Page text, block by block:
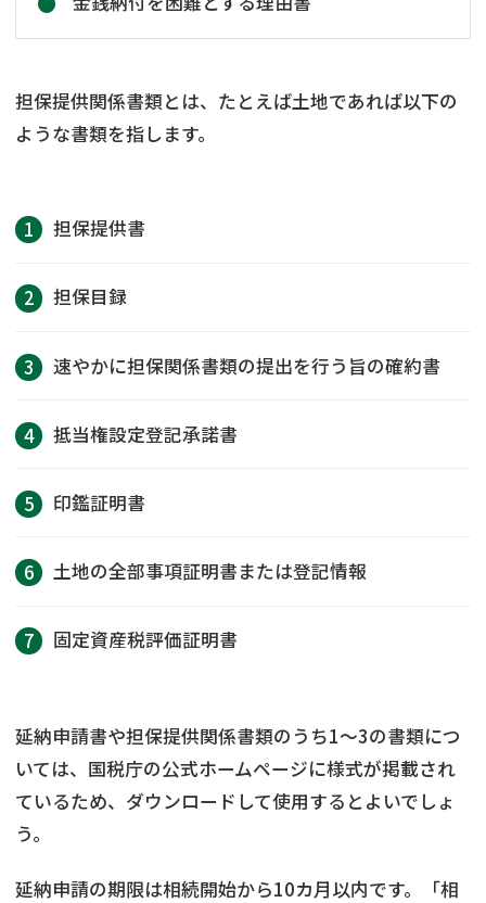
担保提供関係書類とは、たとえば土地であれば以下の
ような書類を指します。
担保提供書
担保目録
速やかに担保関係書類の提出を行う旨の確約書
抵当権設定登記承諾書
印鑑証明書
土地の全部事項証明書または登記情報
固定資産税評価証明書
延納申請書や担保提供関係書類のうち1〜3の書類につ
いては、国税庁の公式ホームページに様式が掲載され
ているため、ダウンロードして使用するとよいでしょ
う。
延納申請の期限は相続開始から10カ月以内です。「相